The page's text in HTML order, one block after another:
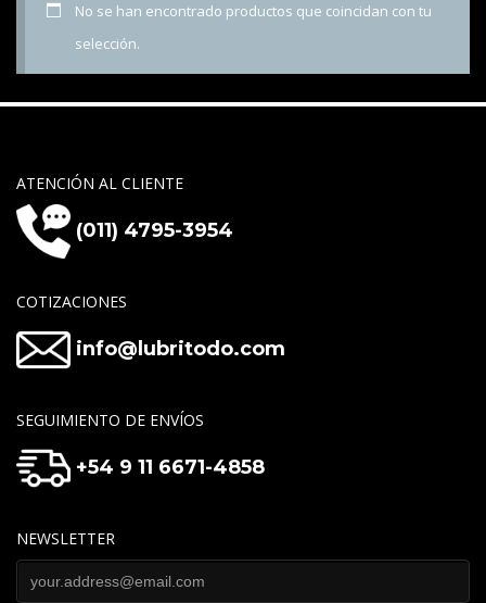
No se han encontrado productos que coincidan con tu
selección.
ATENCIÓN AL CLIENTE
(011) 4795-3954
COTIZACIONES
info@lubritodo.com
SEGUIMIENTO DE ENVÍOS
+54 9 11 6671-4858
NEWSLETTER